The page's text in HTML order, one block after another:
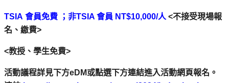
TSIA 會員免費 ；非TSIA 會員 NT$10,000/人 <不接受現場報
名、繳費>
<教授、學生免費>
活動議程詳見下方eDM或點選下方連結進入活動網頁報名。